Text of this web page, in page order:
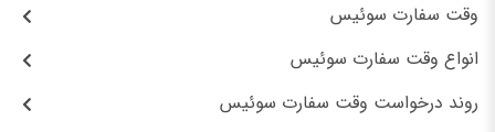
وقت سفارت سوئیس
انواع وقت سفارت سوئیس
روند درخواست وقت سفارت سوئیس